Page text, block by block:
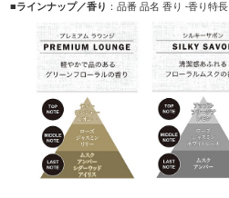
■ラインナップ／香り ：品番 品名 香り -香り特長